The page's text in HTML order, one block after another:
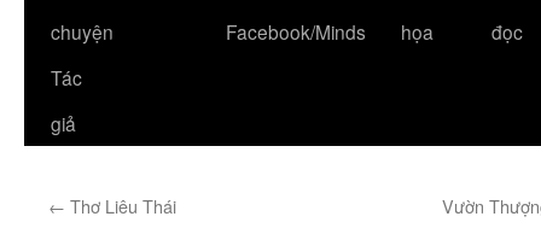
chuyện
Facebook/Minds
họa
đọc
Tác
giả
← Thơ Liêu Thái Vườn